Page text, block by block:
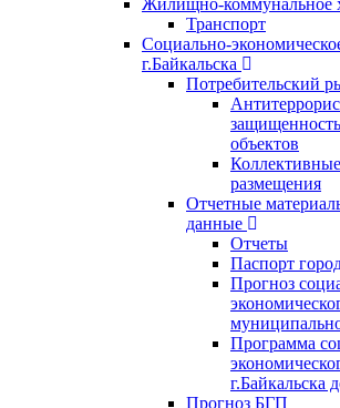
Транспорт
Социально-
г.Байкальска
Потребительский
объектов
Коллективные
размещения
Отчетные
данные
Отчеты
Паспорт
Прогноз
Программа
г.Байкальска
Прогноз БГП